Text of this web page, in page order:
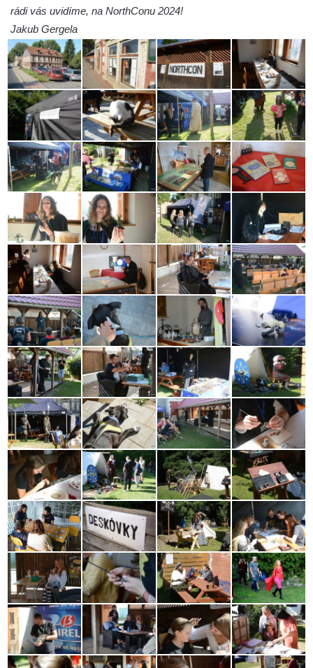
rádi vás uvidíme, na NorthConu 2024!
Jakub Gergela